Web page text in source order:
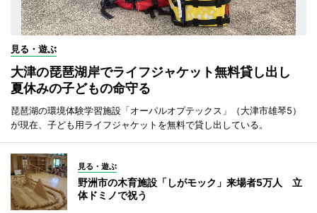
見る・遊ぶ
大津の琵琶湖岸でライフジャケット無料貸し出し
夏休みの子どもの命守る
琵琶湖の環境体験学習施設「オーパルオプテックス」（大津市雄琴5）
が現在、子ども用ライフジャケットを無料で貸し出している。
見る・遊ぶ
野洲市の木育施設「しがモック」来場者5万人 立
体ドミノで祝う